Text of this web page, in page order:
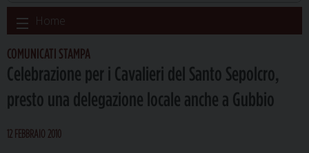
Skip
to
content
Home
COMUNICATI STAMPA
Celebrazione per i Cavalieri del Santo Sepolcro,
presto una delegazione locale anche a Gubbio
12 FEBBRAIO 2010